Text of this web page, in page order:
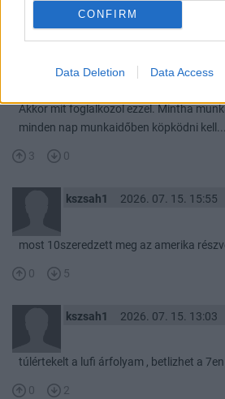
CONFIRM
Data Deletion Data Access
2026. 07. 15.
#7190
Akkor mit foglalkozol ezzel. Mintha
minden nap munkaidőben köpködni kell...
3 0
kszsah1 2026. 07. 15. 15:55
most 10szeredzett meg az amerika
0 5
kszsah1 2026. 07. 15. 13:03
túlértekelt a lufi árfolyam , betlizhet a
0 2